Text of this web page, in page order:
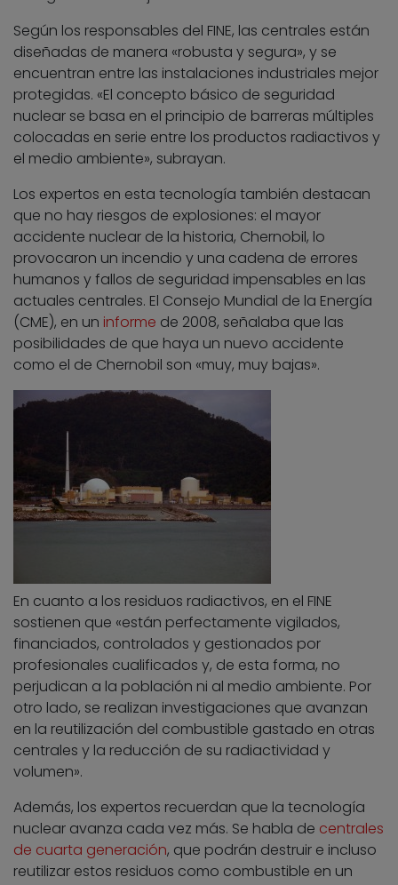
Según los responsables del FINE, las centrales están
diseñadas de manera «robusta y segura», y se
encuentran entre las instalaciones industriales mejor
protegidas. «El concepto básico de seguridad
nuclear se basa en el principio de barreras múltiples
colocadas en serie entre los productos radiactivos y
el medio ambiente», subrayan.
Los expertos en esta tecnología también destacan
que no hay riesgos de explosiones: el mayor
accidente nuclear de la historia, Chernobil, lo
provocaron un incendio y una cadena de errores
humanos y fallos de seguridad impensables en las
actuales centrales. El Consejo Mundial de la Energía
(CME), en un informe de 2008, señalaba que las
posibilidades de que haya un nuevo accidente
como el de Chernobil son «muy, muy bajas».
En cuanto a los residuos radiactivos, en el FINE
sostienen que «están perfectamente vigilados,
financiados, controlados y gestionados por
profesionales cualificados y, de esta forma, no
perjudican a la población ni al medio ambiente. Por
otro lado, se realizan investigaciones que avanzan
en la reutilización del combustible gastado en otras
centrales y la reducción de su radiactividad y
volumen».
Además, los expertos recuerdan que la tecnología
nuclear avanza cada vez más. Se habla de centrales
de cuarta generación, que podrán destruir e incluso
reutilizar estos residuos como combustible en un